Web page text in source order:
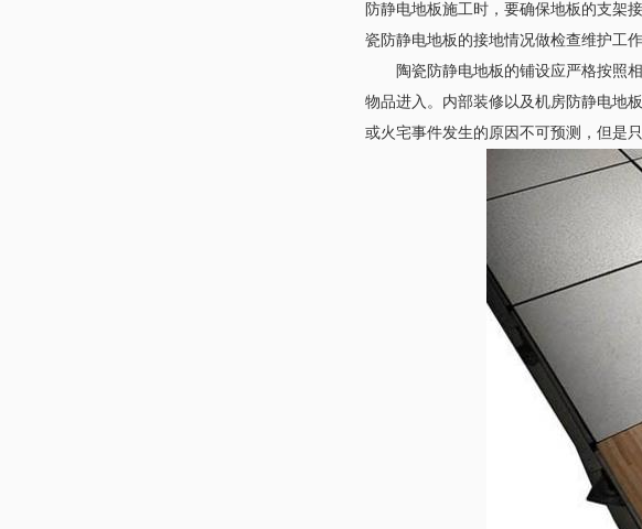
防静电地板施工时，要确保地板的支架接
瓷防静电地板的接地情况做检查维护工作
陶瓷防静电地板的铺设应严格按照相
物品进入。内部装修以及机房防静电地
或火宅事件发生的原因不可预测，但是只